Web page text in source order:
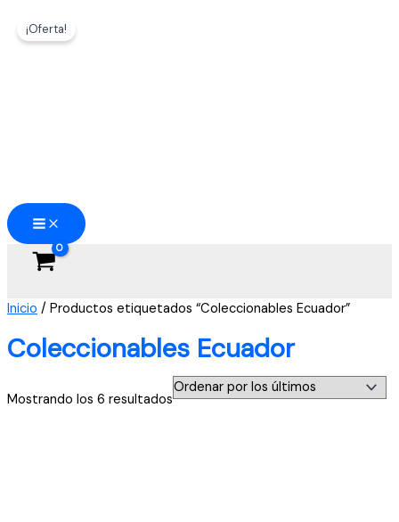
Inicio / Productos etiquetados “Coleccionables Ecuador”
Coleccionables Ecuador
Mostrando los 6 resultadosOrdenado
¡Oferta!